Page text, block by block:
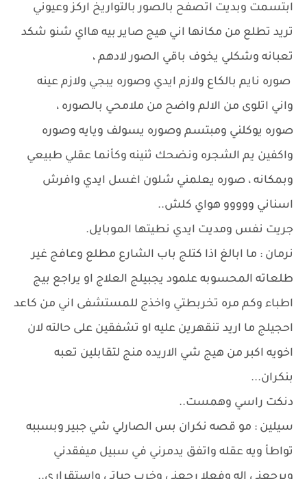
ابتسمت وبديت اتصفح بالصور بالتواريخ اركز وعيوني
تريد تطلع من مكانها اني هيج صاير بيه هااي شنو شكد
تعبانه وشكلي يخوف باقي الصور لادهم ،
صوره نايم بالكاع ولازم ايدي وصوره يبجي ولازم عينه
واني اتلوى من الالم واضح من ملامحي بالصوره ،
صوره يوكلني ومبتسم وصوره يسولف ويايه وصوره
واكفين يم الشجره ونضحك ثنينه وكأنما عقلي طبيعي
وبمكانه ، صوره يعلمني شلون اغسل ايدي وافرش
اسناني ووووو هواي كلش..
جريت نفس ومديت ايدي نطيتها الموبايل.
نرمان : ما ابالغ اذا كتلج باب الشارع مطلع وعافج غير
طلعاته المحسوبه علمود يجبيلج العلاج او يراجع بيج
اطباء وكم مره تخربطتي واخذج للمستشفى اني من كاعد
احجيلج ما اريد تنقهرين عليه او تشفقين على حالته لان
اخويه اكبر من هيج شي الاريده منج لتقابلين تعبه
بنكران...
دنكت راسي وهمست..
سيلين : مو قصه نكران بس الصارلي شي جبير وبسببه
تواطأ ويه عقله واتفق يدمرني في سبيل ميفقدني